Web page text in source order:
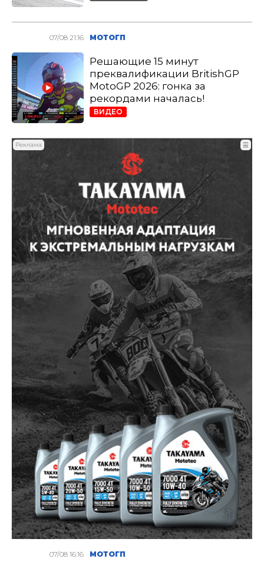
07/08 21:16 МОТОГП
Решающие 15 минут
преквалификации BritishGP
MotoGP 2026: гонка за
рекордами началась!
ВИДЕО
Реклама ☰
07/08 16:16 МОТОГП